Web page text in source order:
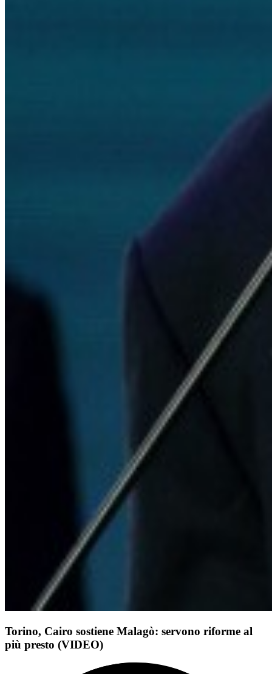
Torino, Cairo sostiene Malagò: servono riforme al
più presto (VIDEO)